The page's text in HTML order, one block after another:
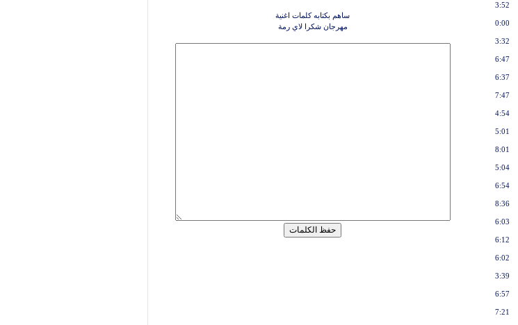
3:52
0:00
3:32
6:47
6:37
7:47
4:54
5:01
8:01
5:04
6:54
8:36
6:03
6:12
6:02
3:39
6:57
7:21
ساهم بكتابه كلمات اغنية
مهرجان شكرا لاي رمة